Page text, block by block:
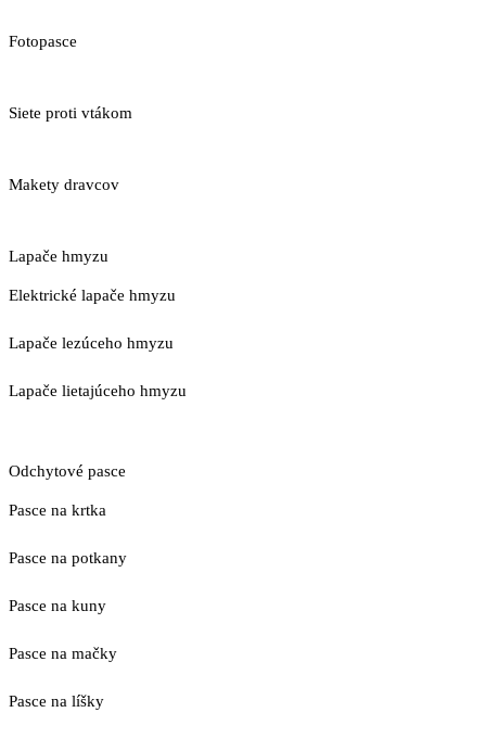
Fotopasce
Siete proti vtákom
Makety dravcov
Lapače hmyzu
Elektrické lapače hmyzu
Lapače lezúceho hmyzu
Lapače lietajúceho hmyzu
Odchytové pasce
Pasce na krtka
Pasce na potkany
Pasce na kuny
Pasce na mačky
Pasce na líšky